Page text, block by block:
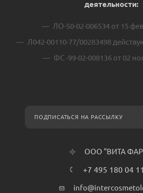
деятельности:
ЛО-50-02-006534 от 15
Л042-00110-77/00283498
ФС -99-02-008136 от 02
ПОДПИСАТЬСЯ НА РАССЫЛКУ
ООО "ВИТА
+7 495 180 04 11